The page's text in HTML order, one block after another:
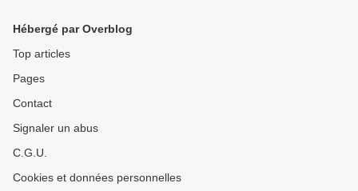
Hébergé par Overblog
Top articles
Pages
Contact
Signaler un abus
C.G.U.
Cookies et données personnelles